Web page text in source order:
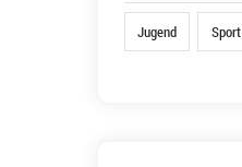
Jugend Sport